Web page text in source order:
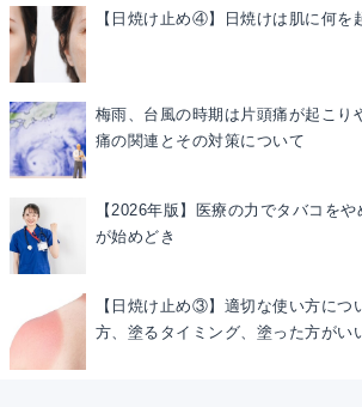
【日焼け止め④】日焼けは肌に何を
梅雨、台風の時期は片頭痛が起こり
痛の関連とその対策について
【2026年版】医療の力でタバコを
が始めどき
【日焼け止め③】適切な使い方につ
方、塗るタイミング、塗った方がい